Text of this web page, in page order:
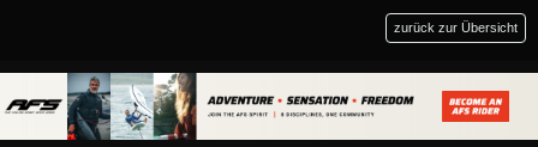
zurück zur Übersicht